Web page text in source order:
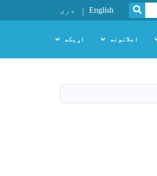
SEARCH
English دری
اعلانونه اړیکه